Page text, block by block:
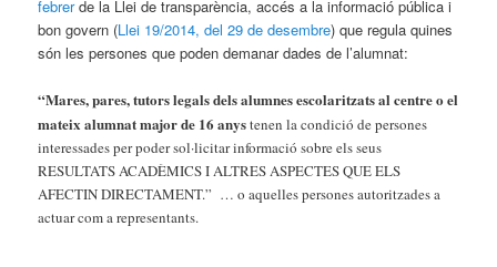
febrerde la Llei de transparència, accés a la informació pública i
bon govern (Llei 19/2014, del 29 de desembre) que regula quines
són les persones que poden demanar dades de l’alumnat:
“Mares, pares, tutors legals dels alumnes escolaritzats al centre o el
mateix alumnat major de 16 anystenen la condició de persones
interessades per poder sol·licitar informació sobre els seus
RESULTATS ACADÈMICS I ALTRES ASPECTES QUE ELS
AFECTIN DIRECTAMENT.” … o aquelles persones autoritzades a
actuar com a representants.